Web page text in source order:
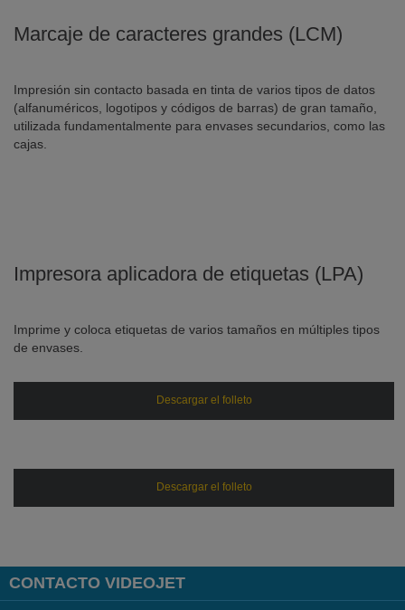
Marcaje de caracteres grandes (LCM)
Impresión sin contacto basada en tinta de varios tipos de datos
(alfanuméricos, logotipos y códigos de barras) de gran tamaño,
utilizada fundamentalmente para envases secundarios, como las
cajas.
Impresora aplicadora de etiquetas (LPA)
Imprime y coloca etiquetas de varios tamaños en múltiples tipos
de envases.
Descargar el folleto
Descargar el folleto
CONTACTO VIDEOJET